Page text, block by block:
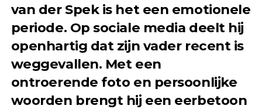
van der Spek is het een emotionele
periode. Op sociale media deelt hij
openhartig dat zijn vader recent is
weggevallen. Met een
ontroerende foto en persoonlijke
woorden brengt hij een eerbetoon